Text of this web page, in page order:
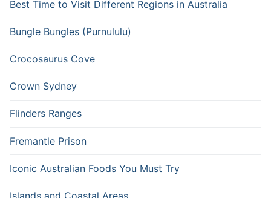
Best Time to Visit Different Regions in Australia
Bungle Bungles (Purnululu)
Crocosaurus Cove
Crown Sydney
Flinders Ranges
Fremantle Prison
Iconic Australian Foods You Must Try
Islands and Coastal Areas